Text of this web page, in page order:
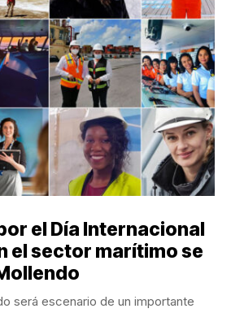
el Día Internacional
el sector marítimo se
será escenario de un importante